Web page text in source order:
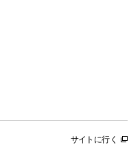
サイトに行く